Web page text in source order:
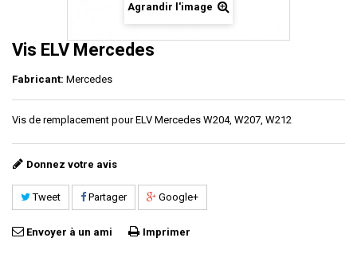
Agrandir l'image
Vis ELV Mercedes
Fabricant: Mercedes
Vis de remplacement pour ELV Mercedes W204, W207, W212
Donnez votre avis
Tweet Partager Google+
Envoyer à un ami Imprimer